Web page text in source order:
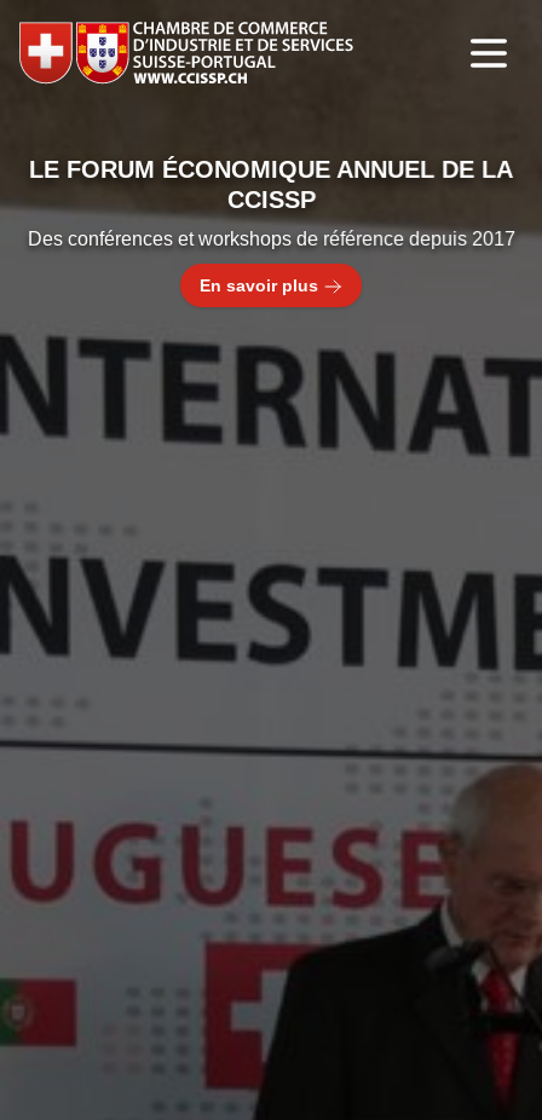
LE FORUM ÉCONOMIQUE ANNUEL DE LA
CCISSP
Des conférences et workshops de référence depuis 2017
En savoir plus